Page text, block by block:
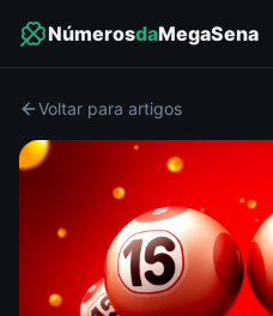
NúmerosdaMegaSena
Voltar para artigos